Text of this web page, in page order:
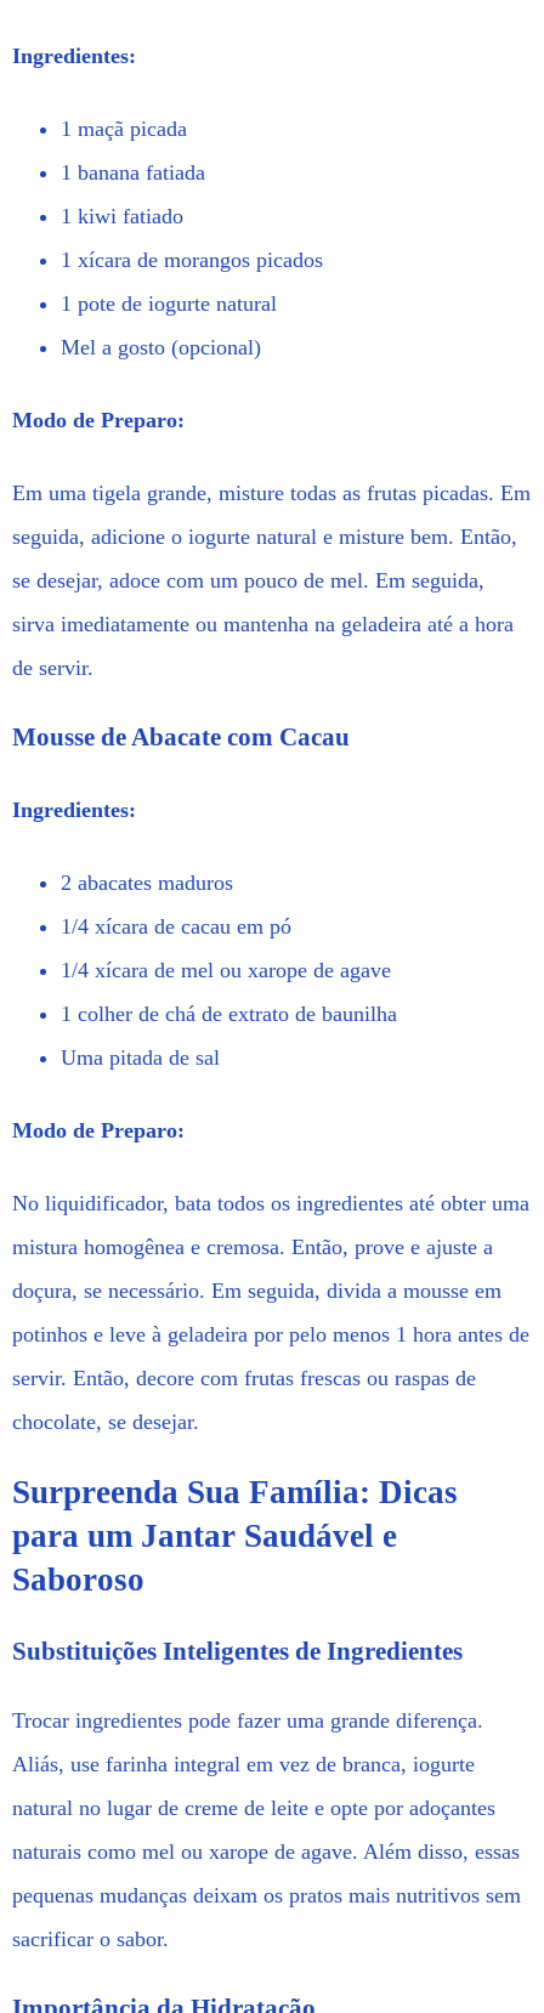
Ingredientes:
1 maçã picada
1 banana fatiada
1 kiwi fatiado
1 xícara de morangos picados
1 pote de iogurte natural
Mel a gosto (opcional)
Modo de Preparo:
Em uma tigela grande, misture todas as frutas picadas. Em
seguida, adicione o iogurte natural e misture bem. Então,
se desejar, adoce com um pouco de mel. Em seguida,
sirva imediatamente ou mantenha na geladeira até a hora
de servir.
Mousse de Abacate com Cacau
Ingredientes:
2 abacates maduros
1/4 xícara de cacau em pó
1/4 xícara de mel ou xarope de agave
1 colher de chá de extrato de baunilha
Uma pitada de sal
Modo de Preparo:
No liquidificador, bata todos os ingredientes até obter uma
mistura homogênea e cremosa. Então, prove e ajuste a
doçura, se necessário. Em seguida, divida a mousse em
potinhos e leve à geladeira por pelo menos 1 hora antes de
servir. Então, decore com frutas frescas ou raspas de
chocolate, se desejar.
Surpreenda Sua Família: Dicas
para um Jantar Saudável e
Saboroso
Substituições Inteligentes de Ingredientes
Trocar ingredientes pode fazer uma grande diferença.
Aliás, use farinha integral em vez de branca, iogurte
natural no lugar de creme de leite e opte por adoçantes
naturais como mel ou xarope de agave. Além disso, essas
pequenas mudanças deixam os pratos mais nutritivos sem
sacrificar o sabor.